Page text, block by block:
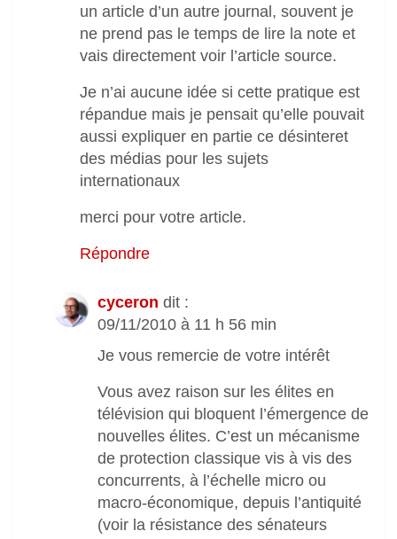
un article d’un autre journal, souvent je
ne prend pas le temps de lire la note et
vais directement voir l’article source.
Je n’ai aucune idée si cette pratique est
répandue mais je pensait qu’elle pouvait
aussi expliquer en partie ce désinteret
des médias pour les sujets
internationaux
merci pour votre article.
Répondre
cyceron dit :
09/11/2010 à 11 h 56 min
Je vous remercie de votre intérêt
Vous avez raison sur les élites en
télévision qui bloquent l’émergence de
nouvelles élites. C’est un mécanisme
de protection classique vis à vis des
concurrents, à l’échelle micro ou
macro-économique, depuis l’antiquité
(voir la résistance des sénateurs